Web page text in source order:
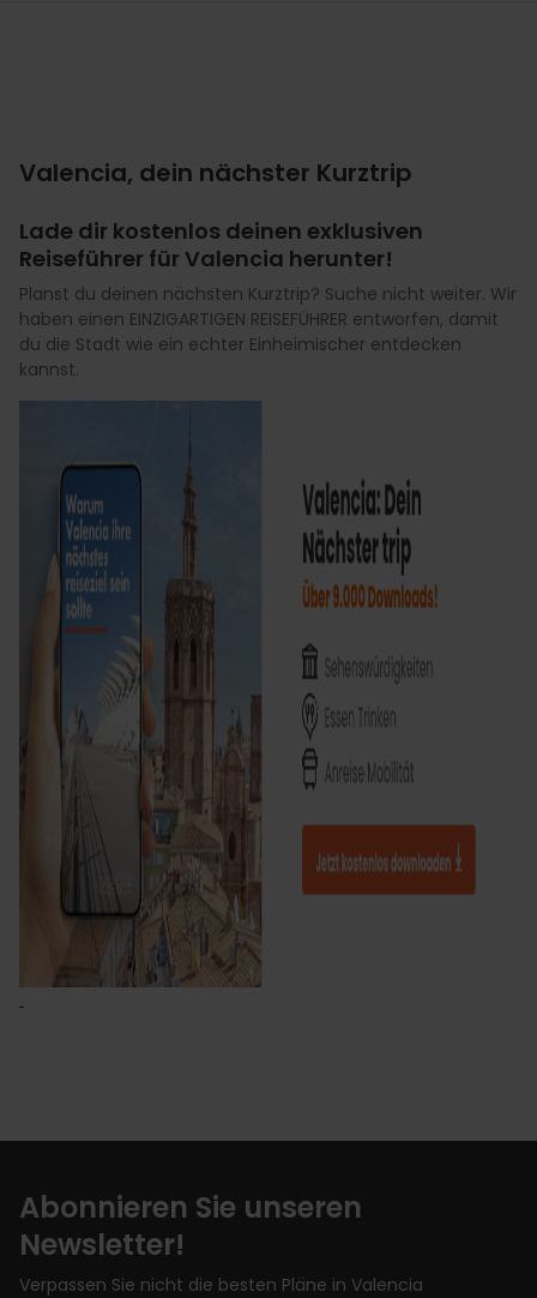
Valencia, dein nächster Kurztrip
Lade dir kostenlos deinen exklusiven
Reiseführer für Valencia herunter!
Planst du deinen nächsten Kurztrip? Suche nicht weiter. Wir
haben einen EINZIGARTIGEN REISEFÜHRER entworfen, damit
du die Stadt wie ein echter Einheimischer entdecken
kannst.
Abonnieren Sie unseren
Newsletter!
Verpassen Sie nicht die besten Pläne in Valencia